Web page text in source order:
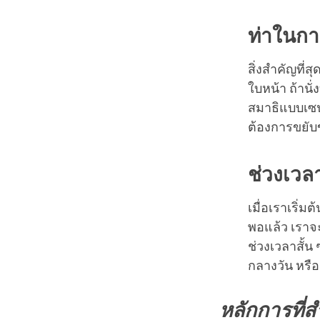
ท่าในก
สิ่งสำคัญที่สุ
ใบหน้า ถ้านั่
สมาธิแบบเ
ต้องการขยั
ช่วงเว
เมื่อเราเริ่ม
พอแล้ว เรา
ช่วงเวลาสั้น
กลางวัน หรื
หลักการที่